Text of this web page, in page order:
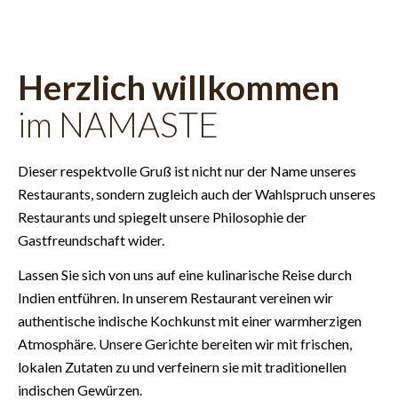
Herzlich willkommen
im NAMASTE
Dieser respektvolle Gruß ist nicht nur der Name unseres
Restaurants, sondern zugleich auch der Wahlspruch unseres
Restaurants und spiegelt unsere Philosophie der
Gastfreundschaft wider.
Lassen Sie sich von uns auf eine kulinarische Reise durch
Indien entführen. In unserem Restaurant vereinen wir
authentische indische Kochkunst mit einer warmherzigen
Atmosphäre. Unsere Gerichte bereiten wir mit frischen,
lokalen Zutaten zu und verfeinern sie mit traditionellen
indischen Gewürzen.